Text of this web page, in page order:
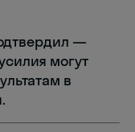
—
могут
в